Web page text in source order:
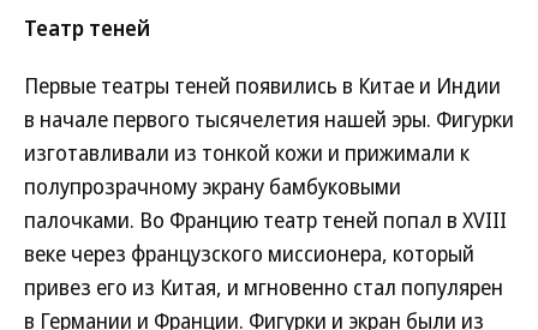
Театр теней
Первые театры теней появились в Китае и Индии
в начале первого тысячелетия нашей эры. Фигурки
изготавливали из тонкой кожи и прижимали к
полупрозрачному экрану бамбуковыми
палочками. Во Францию театр теней попал в XVIII
веке через французского миссионера, который
привез его из Китая, и мгновенно стал популярен
в Германии и Франции. Фигурки и экран были из